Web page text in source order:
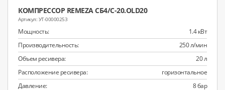
КОМПРЕССОР REMEZA СБ4/С-20.OLD20
УТ-00000253
Мощность:
1.4 кВт
Производительность:
250 л/мин
Объем ресивера:
20 л
Расположение ресивера:
горизонтальное
Давление:
8 бар